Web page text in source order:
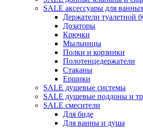
SALE аксессуары для
Держатели туалетной
Дозаторы
Крючки
Мыльницы
Полки и корзинки
Полотенцедержатели
Стаканы
Ершики
SALE душевые системы
SALE душевые поддоны и
SALE смесители
Для биде
Для ванны и душа